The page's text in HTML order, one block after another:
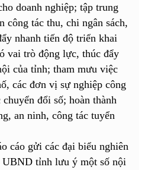
doanh nghiệp; tập trung
công tác thu, chi ngân sách,
nhanh tiến độ triển khai
vai trò động lực, thúc đẩy
của tỉnh; tham mưu việc
các đơn vị sự nghiệp công
đổi số; hoàn thành
an ninh, công tác tuyển
cáo gửi các đại biểu nghiên
tỉnh lưu ý một số nội